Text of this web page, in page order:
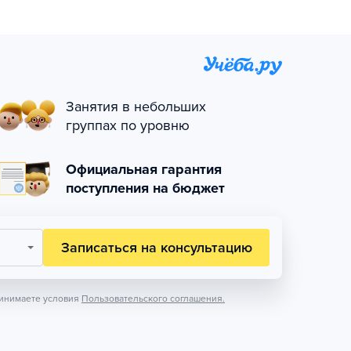
Занятия в небольших
группах по уровню
Официальная гарантия
поступления на бюджет
Записаться на консультацию
условия Пользовательского соглашения.